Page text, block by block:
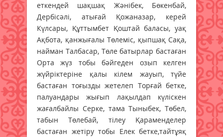
еткендей шақшақ Жәнібек, Бөкенбай,
Дербісәлі, атығай Қожаназар, керей
Күлсары, Құттымбет Қоштай баласы, уақ
Ақбота, қанжығалы Төлеміс, қыпшақ Сақа,
найман Талбасар, Төле батырлар бастаған
Орта жүз тобы бәйгеден озып келген
жүйріктеріне қалы кілем жауып, түйе
бастаған тоғызды жетелеп Торғай бетке,
палуандары жығып лақылдап күліскен
жағалбайлы Серке, тама Тыныбек, Төбел,
табын Төлебай, тілеу Қараменделер
бастаған жетіру тобы Елек бетке,тайтұяқ